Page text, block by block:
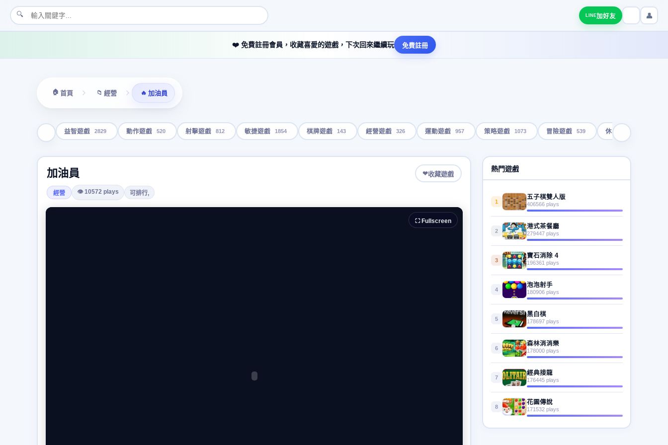
🔍 LINE加好友 👤
❤️ 免費註冊會員，收藏喜愛的遊戲，下次回來繼續玩 免費註冊
🏠 首頁 📁 經營 🔥 加油員
益智遊戲 2829 動作遊戲 520 射擊遊戲 812 敏捷遊戲 1854 棋牌遊戲 143 經營遊戲 326 運動遊戲 957 策略遊戲 1073 冒險遊戲 539 休閒遊戲
加油員 ❤收藏遊戲
經營 👁 10572 plays 可排行,
⛶ Fullscreen
熱門遊戲
1
五子棋雙人版
406566 plays
2
港式茶餐廳
279447 plays
3
寶石消除 4
196361 plays
4
泡泡射手
180906 plays
5
黑白棋
178697 plays
6
森林消消樂
178000 plays
7
經典接龍
176445 plays
8
花園傳說
171532 plays